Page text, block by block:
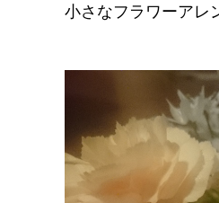
小さなフラワーアレ